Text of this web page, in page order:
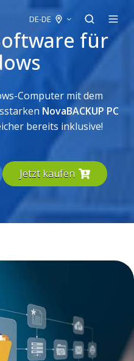
DE-DE
für
Computer mit dem
NovaBACKUP PC
bereits inklusive!
Jetzt kaufen